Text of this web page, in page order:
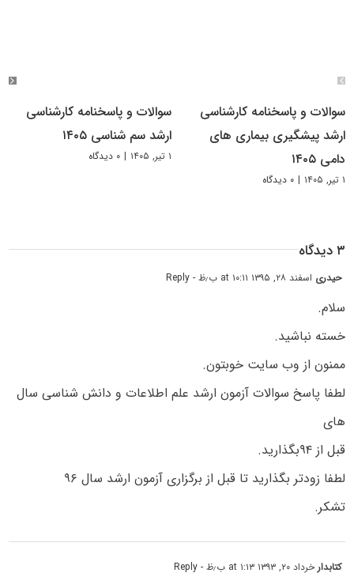
سوالات و پاسخنامه کارشناسی
ارشد پیشگیری بیماری های
دامی ۱۴۰۵
۱ تیر, ۱۴۰۵ | ۰ دیدگاه
سوالات و پاسخنامه کارشناسی
ارشد سم شناسی ۱۴۰۵
۱ تیر, ۱۴۰۵ | ۰ دیدگاه
۳ دیدگاه
حیدری اسفند ۲۸, ۱۳۹۵ at ۱۰:۱۱ ب٫ظ - Reply
سلام.
خسته نباشید.
ممنون از وب سایت خوبتون.
لطفا پاسخ سوالات آزمون ارشد علم اطلاعات و دانش شناسی سال
های
قبل از ۹۴بگذارید.
لطفا زودتر بگذارید تا قبل از برگزاری آزمون ارشد سال ۹۶
تشکر.
کتابدارخرداد ۲۰, ۱۳۹۳ at ۱:۱۳ ب٫ظ - Reply